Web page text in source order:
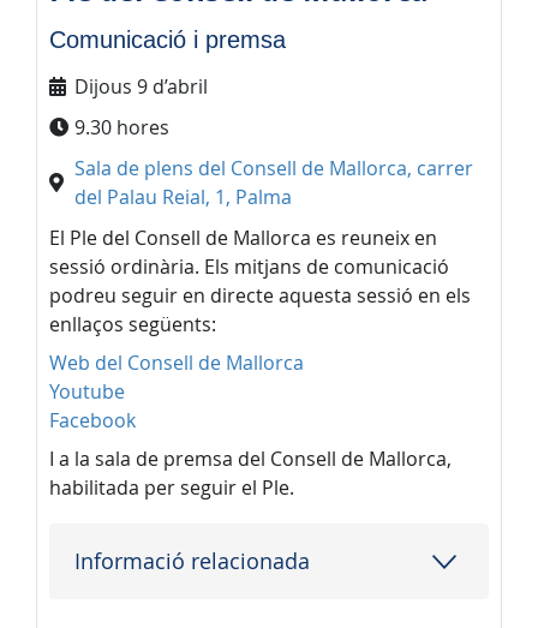
Comunicació i premsa
Dijous 9 d’abril
9.30 hores
Sala de plens del Consell de Mallorca, carrer
del Palau Reial, 1, Palma
El Ple del Consell de Mallorca es reuneix en
sessió ordinària. Els mitjans de comunicació
podreu seguir en directe aquesta sessió en els
enllaços següents:
Web del Consell de Mallorca
Youtube
Facebook
I a la sala de premsa del Consell de Mallorca,
habilitada per seguir el Ple.
Informació relacionada